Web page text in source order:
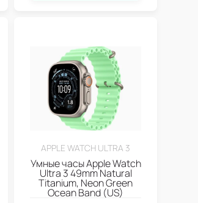
APPLE WATCH ULTRA 3
Умные часы Apple Watch
Ultra 3 49mm Natural
Titanium, Neon Green
Ocean Band (US)